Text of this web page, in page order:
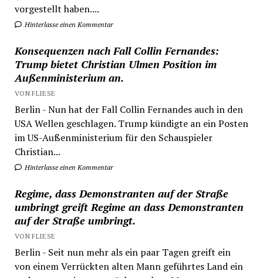
vorgestellt haben....
Hinterlasse einen Kommentar
Konsequenzen nach Fall Collin Fernandes:
Trump bietet Christian Ulmen Position im
Außenministerium an.
VON FLIESE
Berlin - Nun hat der Fall Collin Fernandes auch in den
USA Wellen geschlagen. Trump kündigte an ein Posten
im US-Außenministerium für den Schauspieler
Christian...
Hinterlasse einen Kommentar
Regime, dass Demonstranten auf der Straße
umbringt greift Regime an dass Demonstranten
auf der Straße umbringt.
VON FLIESE
Berlin - Seit nun mehr als ein paar Tagen greift ein
von einem Verrückten alten Mann geführtes Land ein